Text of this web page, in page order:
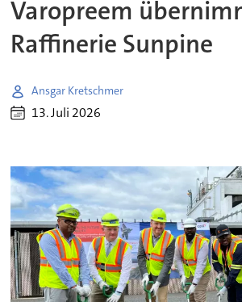
Varopreem
Raffinerie Sunpine
Ansgar Kretschmer
13. Juli 2026